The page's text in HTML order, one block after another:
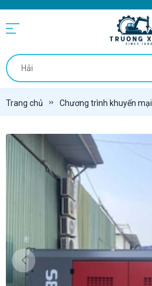
Trang chủ Chương trình khuyến mại